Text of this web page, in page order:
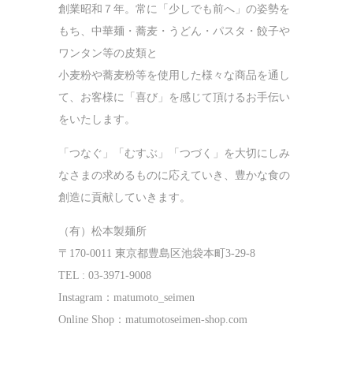
創業昭和７年。常に「少しでも前へ」の姿勢を
もち、中華麺・蕎麦・うどん・パスタ・餃子や
ワンタン等の皮類と
小麦粉や蕎麦粉等を使用した様々な商品を通し
て、お客様に「喜び」を感じて頂けるお手伝い
をいたします。
「つなぐ」「むすぶ」「つづく」を大切にしみ
なさまの求めるものに応えていき、豊かな食の
創造に貢献していきます。
（有）松本製麺所
〒170-0011 東京都豊島区池袋本町3-29-8
TEL : 03-3971-9008
Instagram：matumoto_seimen
Online Shop：matumotoseimen-shop.com